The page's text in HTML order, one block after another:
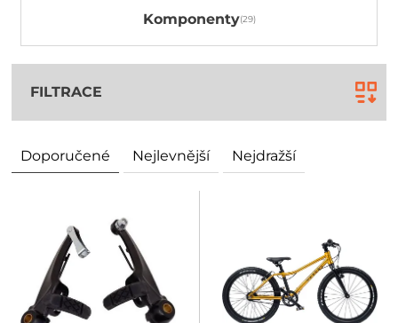
Komponenty
FILTRACE
Doporučené Nejlevnější Nejdražší